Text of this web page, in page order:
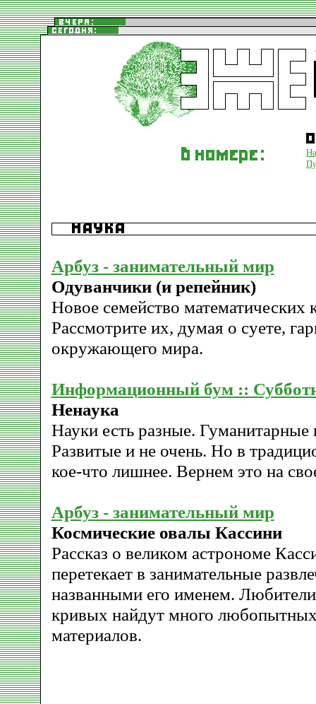
Арбуз - занимательный мир
Одуванчики (и репейник)
Новое семейство математических
Рассмотрите их, думая о суете,
окружающего мира.
Информационный бум ::
Ненаука
Науки есть разные. Гуманитарные
Развитые и не очень. Но в
кое-что лишнее. Вернем это на
Арбуз - занимательный мир
Космические овалы Кассини
Рассказ о великом астрономе
перетекает в занимательные
названными его именем.
кривых найдут много
материалов.